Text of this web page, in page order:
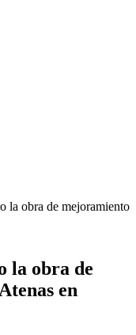
la obra de mejoramiento
la obra de
en